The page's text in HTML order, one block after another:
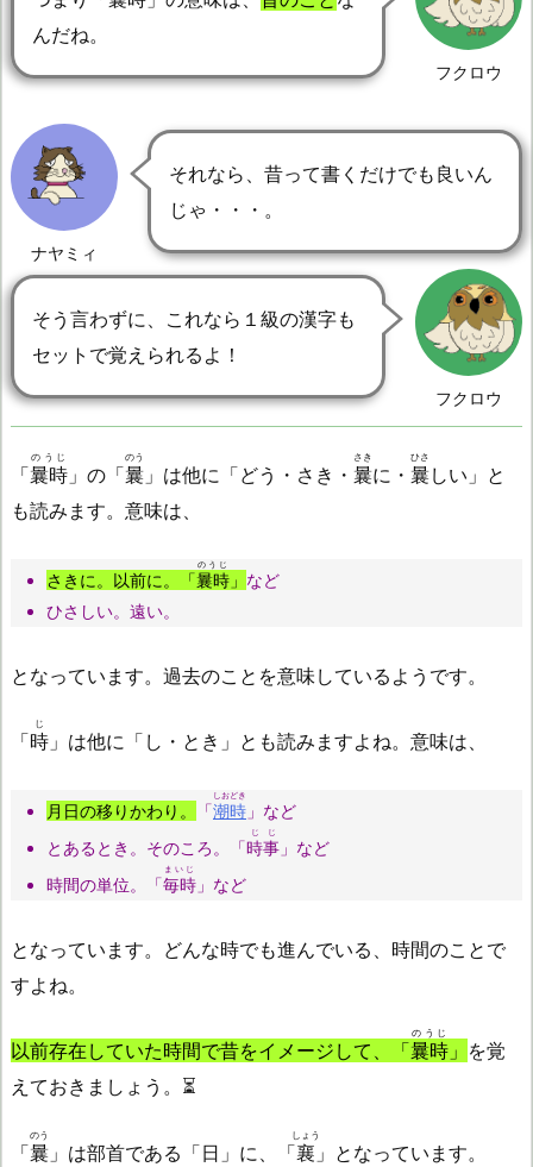
フクロウ
んだね。
ナヤミィ
それなら、昔って書くだけでも良いん
じゃ・・・。
フクロウ
そう言わずに、これなら１級の漢字も
セットで覚えられるよ！
「曩時
のうじ
」の「曩
のう
」は他に「どう・さき・ 曩
さき
に・ 曩
ひさ
しい」と
も読みます。意味は、
さきに。以前に。「曩時
のうじ
」 など
ひさしい。遠い。
となっています。過去のことを意味しているようです。
「時
じ
」は他に「し・とき」とも読みますよね。意味は、
月日の移りかわり。 「潮時
しおどき
」など
とあるとき。そのころ。「時事
じじ
」など
時間の単位。「毎時
まいじ
」など
となっています。どんな時でも進んでいる、時間のことで
すよね。
以前存在していた時間で昔をイメージして、「曩時
のうじ
」 を覚
えておきましょう。⏳
「曩
のう
」は部首である「日」に、「襄
しょう
」となっています。